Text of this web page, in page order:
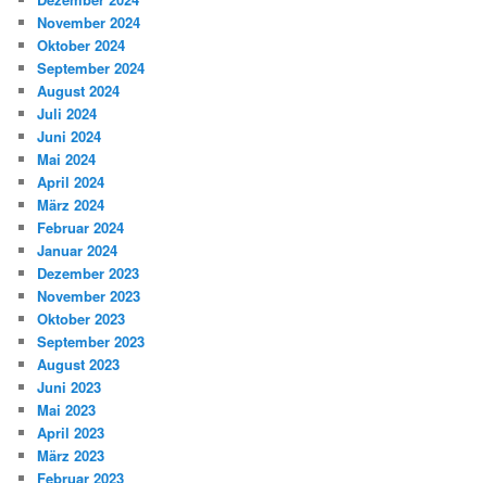
November 2024
Oktober 2024
September 2024
August 2024
Juli 2024
Juni 2024
Mai 2024
April 2024
März 2024
Februar 2024
Januar 2024
Dezember 2023
November 2023
Oktober 2023
September 2023
August 2023
Juni 2023
Mai 2023
April 2023
März 2023
Februar 2023